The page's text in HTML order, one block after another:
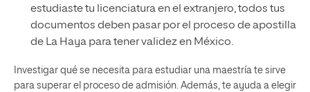
estudiaste tu licenciatura en el extranjero, todos tus
documentos deben pasar por el proceso de apostilla
de La Haya para tener validez en México.
Investigar qué se necesita para estudiar una maestría te sirve
para superar el proceso de admisión. Además, te ayuda a elegir